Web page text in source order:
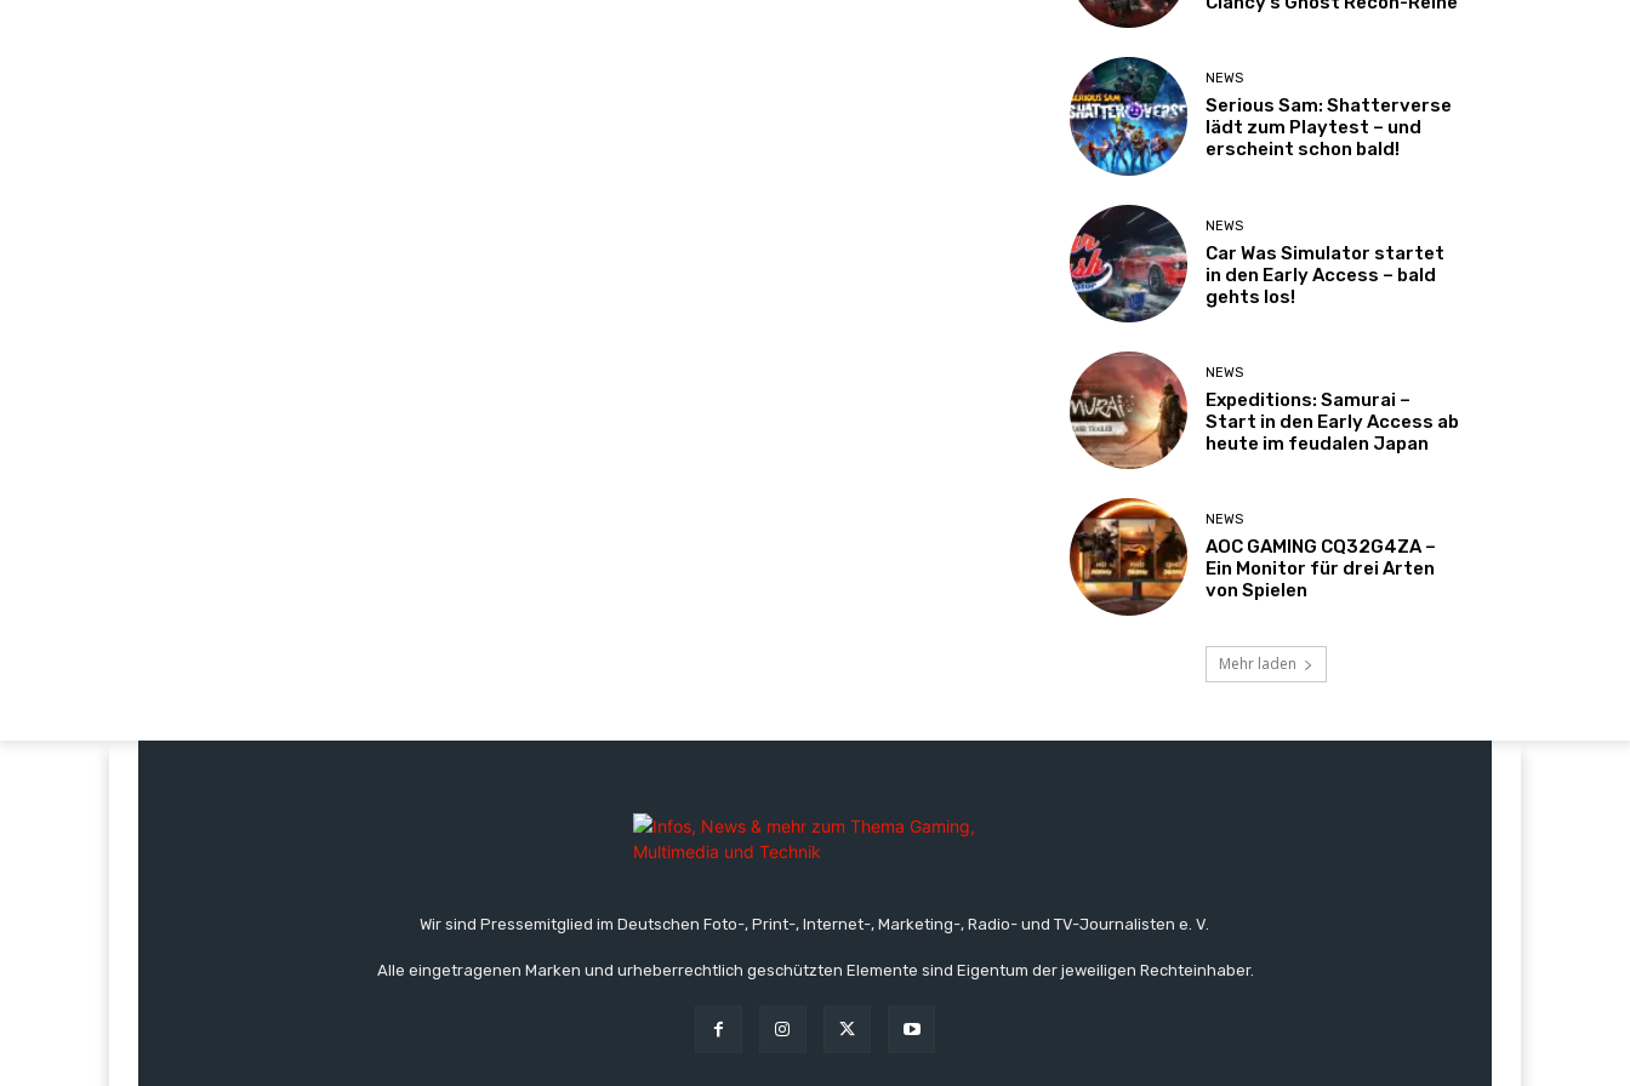
NEWS
Serious Sam: Shatterverse
lädt zum Playtest – und
erscheint schon bald!
NEWS
Car Was Simulator startet
in den Early Access – bald
gehts los!
NEWS
Expeditions: Samurai –
Start in den Early Access ab
heute im feudalen Japan
NEWS
AOC GAMING CQ32G4ZA –
Ein Monitor für drei Arten
von Spielen
Mehr laden
Wir sind Pressemitglied im Deutschen Foto-, Print-, Internet-, Marketing-, Radio- und TV-Journalisten e. V.
Alle eingetragenen Marken und urheberrechtlich geschützten Elemente sind Eigentum der jeweiligen Rechteinhaber.